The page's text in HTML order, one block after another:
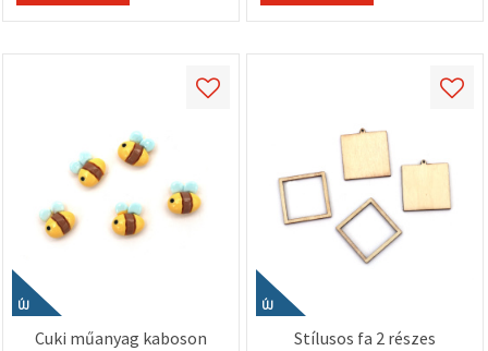
ÚJ
Cuki műanyag kaboson
ÚJ
Stílusos fa 2 részes